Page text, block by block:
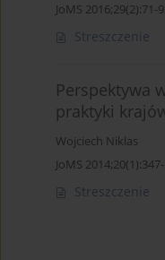
JoMS 2016;29(2):71-
Streszczenie
Perspektywa
praktyki
Wojciech Niklas
JoMS
Streszczenie